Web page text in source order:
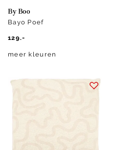
By Boo
Bayo Poef
129.-
meer kleuren